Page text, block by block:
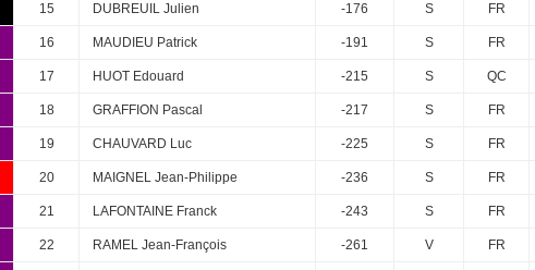
15 DUBREUIL Julien -176 S FR
16 MAUDIEU Patrick -191 S FR
17 HUOT Edouard -215 S QC
18 GRAFFION Pascal -217 S FR
19 CHAUVARD Luc -225 S FR
20 MAIGNEL Jean-Philippe -236 S FR
21 LAFONTAINE Franck -243 S FR
22 RAMEL Jean-François -261 V FR